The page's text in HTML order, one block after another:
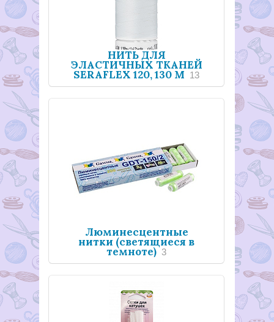
НИТЬ ДЛЯ
ЭЛАСТИЧНЫХ ТКАНЕЙ
SERAFLEX 120, 130 М 13
Люминесцентные
нитки (светящиеся в
темноте) 3